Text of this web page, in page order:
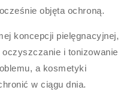
objęta ochroną.
koncepcji pielęgnacyjnej,
i tonizowanie
a kosmetyki
w ciągu dnia.